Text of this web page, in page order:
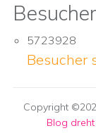
5723928
Besucher
Copyright
Blog